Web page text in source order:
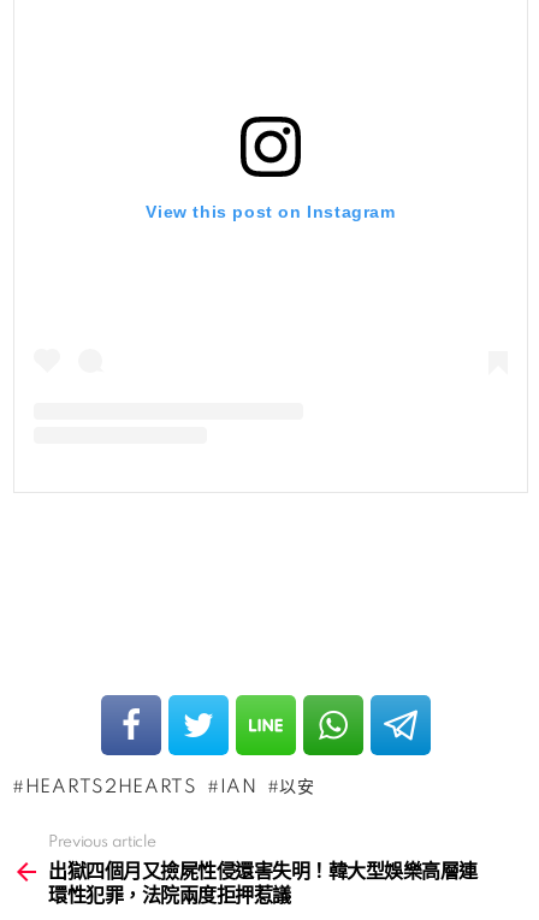
View this post on Instagram
HEARTS2HEARTS IAN 以安
more
Previous article
出獄四個月又撿屍性侵還害失明！韓大型娛樂高層連
環性犯罪，法院兩度拒押惹議